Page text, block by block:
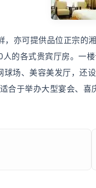
亦可提供品位正宗的
的各式贵宾厅房。一
球场、美容美发厅，还
合于举办大型宴会、